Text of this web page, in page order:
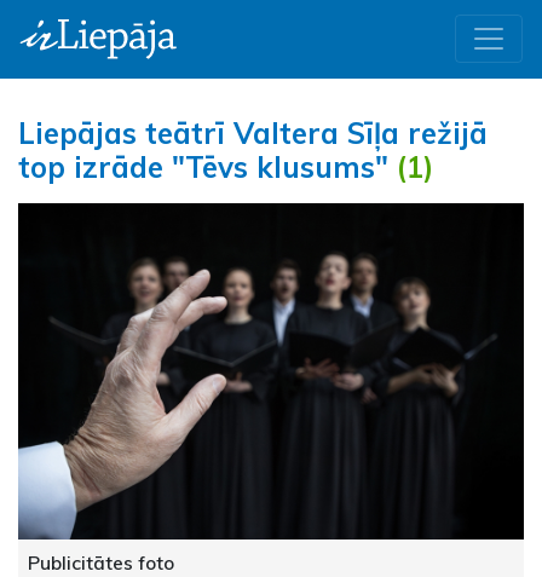
Liepājas teātrī Valtera Sīļa režijā
top izrāde "Tēvs klusums" (1)
Publicitātes foto